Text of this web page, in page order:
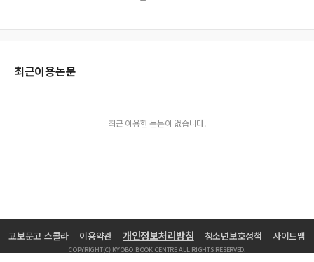
[지역뉴스 부문] 제121회 <강원 수출 플랫폼, 그 화려한 허상>
[지역뉴스 부문] 제122회 <석포제련소 주민건강 영향 조사결과 단독 및 연속보도>
[새로운 얼굴 ‘KBS 뉴스9의 새 앵커’] 9시 뉴스, 옳은 습관의 길
[편집자 노트] 첫새벽 얼음물
[새로운 마음 ‘앵커로서 맞는 새해’] 정상화 뉴스 1년… 이젠 탐험에 나선다
최근이용논문
최근 이용한 논문이 없습니다.
교보문고 스콜라 이용약관 개인정보처리방침 청소년보호정책 사이트맵
COPYRIGHT(C) KYOBO BOOK CENTRE ALL RIGHTS RESERVED.